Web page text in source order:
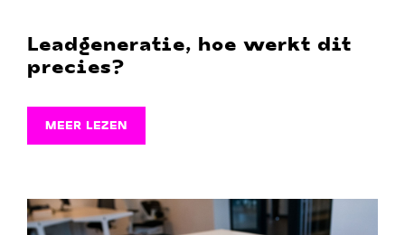
Leadgeneratie, hoe werkt dit
precies?
MEER LEZEN